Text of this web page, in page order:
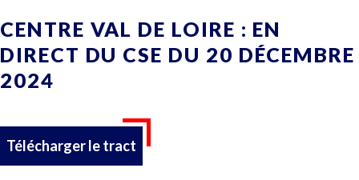
CENTRE VAL DE LOIRE : EN
DIRECT DU CSE DU 20 DÉCEMBRE
2024
Télécharger le tract